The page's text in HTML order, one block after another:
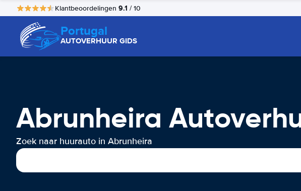
Klantbeoordelingen 9.1 / 10
Portugal
AUTOVERHUUR GIDS
Abrunheira
Zoek naar huurauto in Abrunheira